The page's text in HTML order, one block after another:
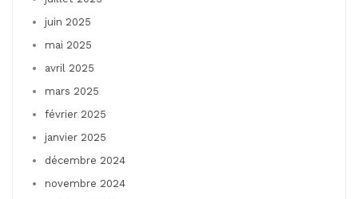
juin 2025
mai 2025
avril 2025
mars 2025
février 2025
janvier 2025
décembre 2024
novembre 2024